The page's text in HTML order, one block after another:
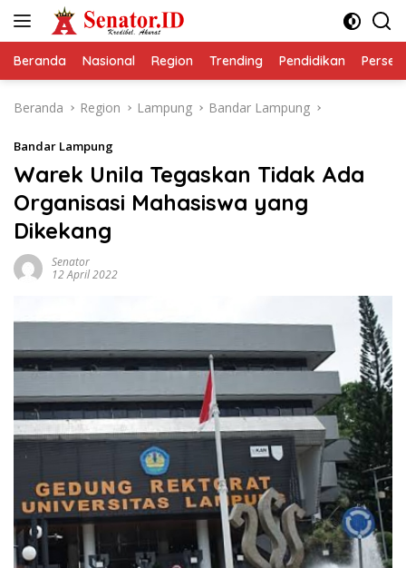
Beranda Nasional Region Trending Pendidikan
Beranda Region Lampung Bandar Lampung
Bandar Lampung
Warek Unila Tegaskan Tidak Ada
Organisasi Mahasiswa yang
Dikekang
Senator
12 April 2022